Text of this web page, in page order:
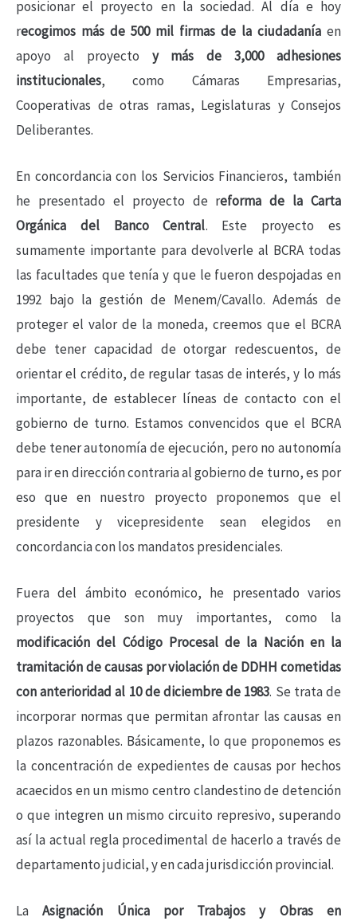
posicionar el proyecto en la sociedad. Al día e hoy
recogimos más de 500 mil firmas de la ciudadanía en
apoyo al proyecto y más de 3,000 adhesiones
institucionales, como Cámaras Empresarias,
Cooperativas de otras ramas, Legislaturas y Consejos
Deliberantes.
En concordancia con los Servicios Financieros, también
he presentado el proyecto de reforma de la Carta
Orgánica del Banco Central. Este proyecto es
sumamente importante para devolverle al BCRA todas
las facultades que tenía y que le fueron despojadas en
1992 bajo la gestión de Menem/Cavallo. Además de
proteger el valor de la moneda, creemos que el BCRA
debe tener capacidad de otorgar redescuentos, de
orientar el crédito, de regular tasas de interés, y lo más
importante, de establecer líneas de contacto con el
gobierno de turno. Estamos convencidos que el BCRA
debe tener autonomía de ejecución, pero no autonomía
para ir en dirección contraria al gobierno de turno, es por
eso que en nuestro proyecto proponemos que el
presidente y vicepresidente sean elegidos en
concordancia con los mandatos presidenciales.
Fuera del ámbito económico, he presentado varios
proyectos que son muy importantes, como la
modificación del Código Procesal de la Nación en la
tramitación de causas por violación de DDHH cometidas
con anterioridad al 10 de diciembre de 1983. Se trata de
incorporar normas que permitan afrontar las causas en
plazos razonables. Básicamente, lo que proponemos es
la concentración de expedientes de causas por hechos
acaecidos en un mismo centro clandestino de detención
o que integren un mismo circuito represivo, superando
así la actual regla procedimental de hacerlo a través de
departamento judicial, y en cada jurisdicción provincial.
LaAsignación Única por Trabajos y Obras en